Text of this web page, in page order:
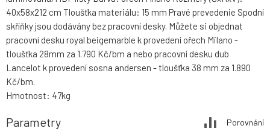
40x58x212 cm Tloušťka materiálu: 15 mm Pravé prevedenie Spodní
skříňky jsou dodávány bez pracovní desky. Můžete si objednat
pracovní desku royal beigemarble k provedení ořech Milano -
tloušťka 28mm za 1.790 Kč/bm a nebo pracovní desku dub
Lancelot k provedení sosna andersen - tloušťka 38 mm za 1.890
Kč/bm.
Hmotnost: 47kg
Parametry Porovnání